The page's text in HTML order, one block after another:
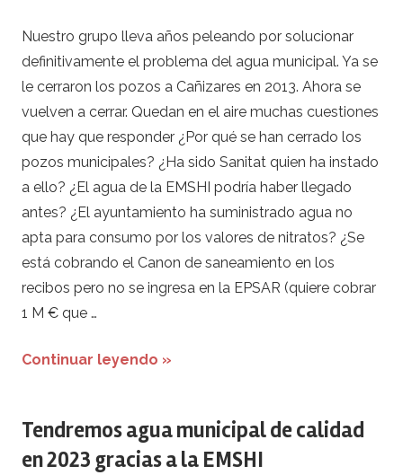
Nuestro grupo lleva años peleando por solucionar
definitivamente el problema del agua municipal. Ya se
le cerraron los pozos a Cañizares en 2013. Ahora se
vuelven a cerrar. Quedan en el aire muchas cuestiones
que hay que responder ¿Por qué se han cerrado los
pozos municipales? ¿Ha sido Sanitat quien ha instado
a ello? ¿El agua de la EMSHI podría haber llegado
antes? ¿El ayuntamiento ha suministrado agua no
apta para consumo por los valores de nitratos? ¿Se
está cobrando el Canon de saneamiento en los
recibos pero no se ingresa en la EPSAR (quiere cobrar
1 M € que …
Continuar leyendo »
Tendremos agua municipal de calidad
en 2023 gracias a la EMSHI